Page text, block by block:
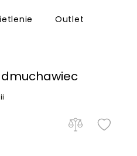
Outlet